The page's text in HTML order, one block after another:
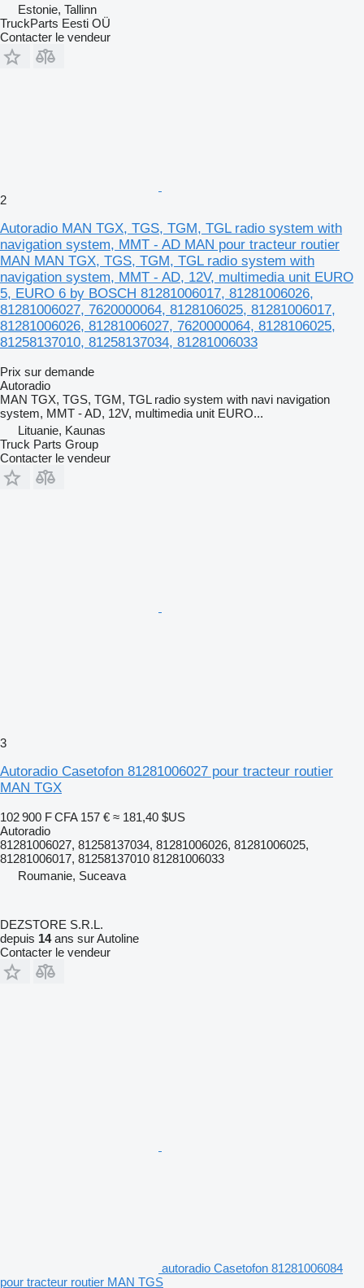
Estonie, Tallinn
TruckParts Eesti OÜ
Contacter le vendeur
2
Autoradio MAN TGX, TGS, TGM, TGL radio system with
navigation system, MMT - AD MAN pour tracteur routier
MAN MAN TGX, TGS, TGM, TGL radio system with
navigation system, MMT - AD, 12V, multimedia unit EURO
5, EURO 6 by BOSCH 81281006017, 81281006026,
81281006027, 7620000064, 8128106025, 81281006017,
81281006026, 81281006027, 7620000064, 8128106025,
81258137010, 81258137034, 81281006033
Prix sur demande
Autoradio
MAN TGX, TGS, TGM, TGL radio system with navi navigation
system, MMT - AD, 12V, multimedia unit EURO...
Lituanie, Kaunas
Truck Parts Group
Contacter le vendeur
3
Autoradio Casetofon 81281006027 pour tracteur routier
MAN TGX
102 900 F CFA 157 € ≈ 181,40 $US
Autoradio
81281006027, 81258137034, 81281006026, 81281006025,
81281006017, 81258137010 81281006033
Roumanie, Suceava
DEZSTORE S.R.L.
depuis 14ans sur Autoline
Contacter le vendeur
autoradio Casetofon 81281006084
pour tracteur routier MAN TGS